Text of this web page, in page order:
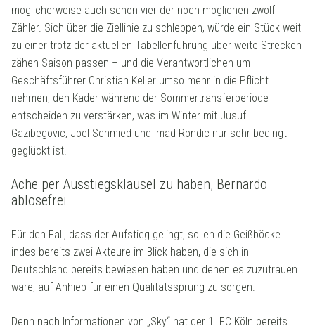
möglicherweise auch schon vier der noch möglichen zwölf
Zähler. Sich über die Ziellinie zu schleppen, würde ein Stück weit
zu einer trotz der aktuellen Tabellenführung über weite Strecken
zähen Saison passen – und die Verantwortlichen um
Geschäftsführer Christian Keller umso mehr in die Pflicht
nehmen, den Kader während der Sommertransferperiode
entscheiden zu verstärken, was im Winter mit Jusuf
Gazibegovic, Joel Schmied und Imad Rondic nur sehr bedingt
geglückt ist.
Ache per Ausstiegsklausel zu haben, Bernardo
ablösefrei
Für den Fall, dass der Aufstieg gelingt, sollen die Geißböcke
indes bereits zwei Akteure im Blick haben, die sich in
Deutschland bereits bewiesen haben und denen es zuzutrauen
wäre, auf Anhieb für einen Qualitätssprung zu sorgen.
Denn nach Informationen von „Sky“ hat der 1. FC Köln bereits